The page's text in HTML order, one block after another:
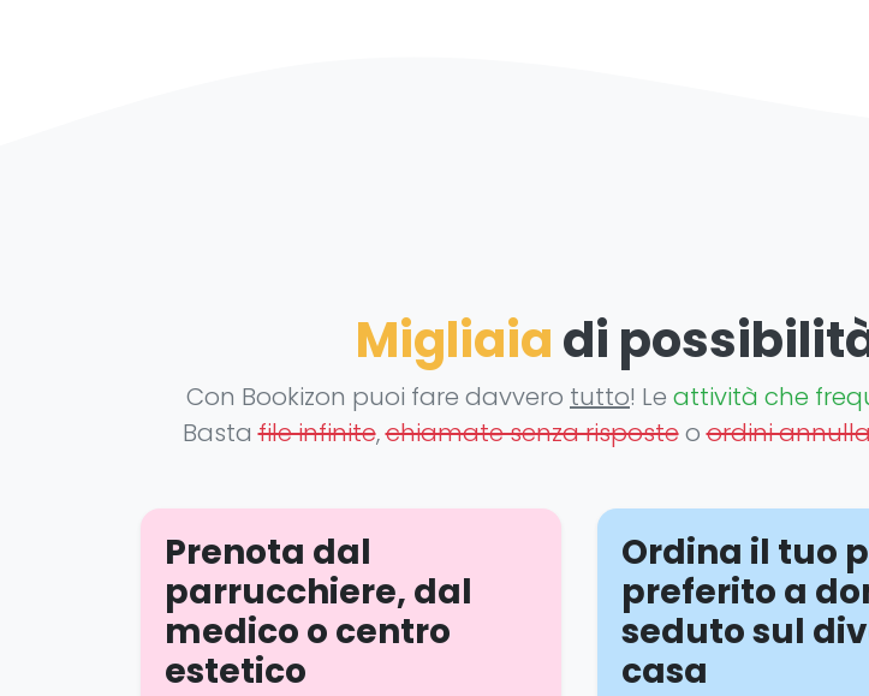
Migliaiadi
Con Bookizon puoi fare davvero tutto! Le attività che
Bastafile infinite,chiamate senza risposteoordini
Prenota dal
parrucchiere, dal
medico o centro
estetico
Ordina il tuo
preferito a
seduto sul
casa